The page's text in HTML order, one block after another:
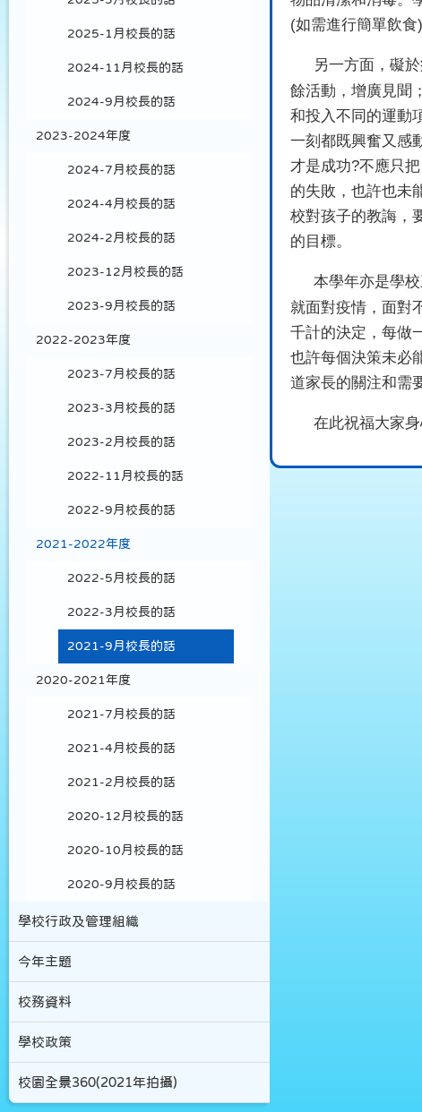
(如需進行簡單飲食)
另一方面，礙
餘活動，增廣見聞
和投入不同的運動
一刻都既興奮又感
才是成功?不應只
的失敗，也許也未
校對孩子的教誨，
的目標。
本學年亦是學
就面對疫情，面對
千計的決定，每做
也許每個決策未必
道家長的關注和需
在此祝福大家
2025-1月校長的話
2024-11月校長的話
2024-9月校長的話
2023-2024年度
2024-7月校長的話
2024-4月校長的話
2024-2月校長的話
2023-12月校長的話
2023-9月校長的話
2022-2023年度
2023-7月校長的話
2023-3月校長的話
2023-2月校長的話
2022-11月校長的話
2022-9月校長的話
2021-2022年度
2022-5月校長的話
2022-3月校長的話
2021-9月校長的話
2020-2021年度
2021-7月校長的話
2021-4月校長的話
2021-2月校長的話
2020-12月校長的話
2020-10月校長的話
2020-9月校長的話
學校行政及管理組織
今年主題
校務資料
學校政策
校園全景360(2021年拍攝)